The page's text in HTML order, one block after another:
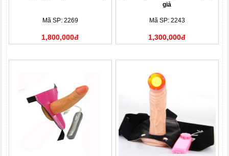
Mã SP: 2269
1,800,000đ
giả
Mã SP: 2243
1,300,000đ